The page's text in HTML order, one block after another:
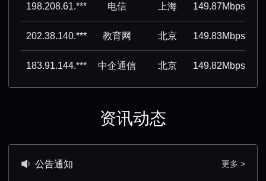
198.208.61.*** 电信 上海 149.87Mbps
202.38.140.*** 教育网 北京 149.83Mbps
183.91.144.*** 中企通信 北京 149.82Mbps
资讯动态
公告通知 更多 >